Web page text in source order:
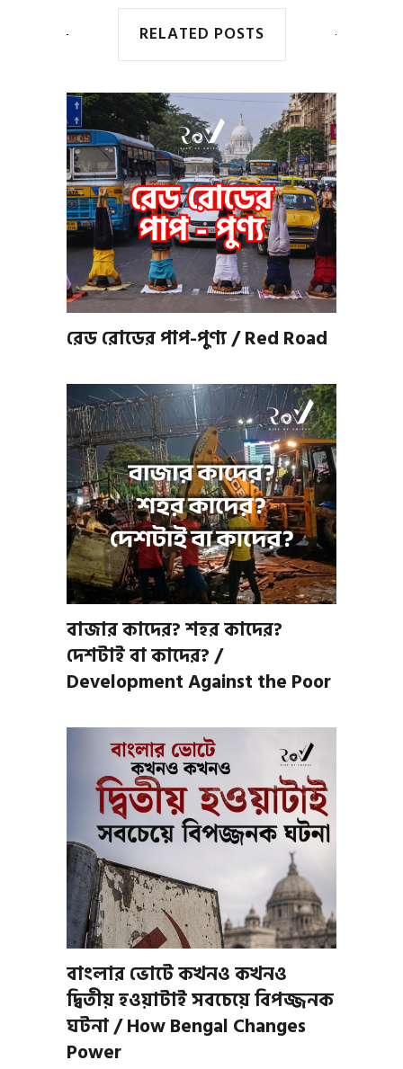
RELATED POSTS
রেড রোডের পাপ-পুণ্য / Red Road
বাজার কাদের? শহর কাদের?
দেশটাই বা কাদের? /
Development Against the Poor
বাংলার ভোটে কখনও কখনও
দ্বিতীয় হওয়াটাই সবচেয়ে বিপজ্জনক
ঘটনা / How Bengal Changes
Power